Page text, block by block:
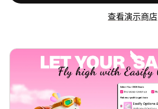
查看演示商店